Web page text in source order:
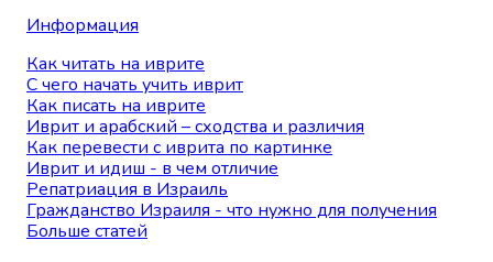
Информация
Как читать на иврите
С чего начать учить иврит
Как писать на иврите
Иврит и арабский – сходства и различия
Как перевести с иврита по картинке
Иврит и идиш - в чем отличие
Репатриация в Израиль
Гражданство Израиля - что нужно для получения
Больше статей